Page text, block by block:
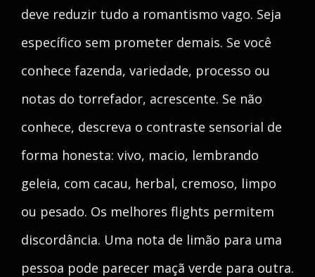
deve reduzir tudo a romantismo vago. Seja
específico sem prometer demais. Se você
conhece fazenda, variedade, processo ou
notas do torrefador, acrescente. Se não
conhece, descreva o contraste sensorial de
forma honesta: vivo, macio, lembrando
geleia, com cacau, herbal, cremoso, limpo
ou pesado. Os melhores flights permitem
discordância. Uma nota de limão para uma
pessoa pode parecer maçã verde para outra.